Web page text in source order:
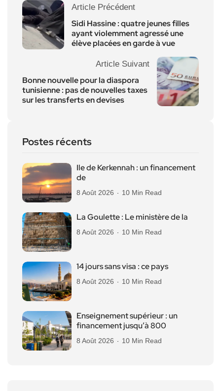
Article Précédent
Sidi Hassine : quatre jeunes filles
ayant violemment agressé une
élève placées en garde à vue
Article Suivant
Bonne nouvelle pour la diaspora
tunisienne : pas de nouvelles taxes
sur les transferts en devises
Postes récents
Ile de Kerkennah : un financement
de
8 Août 2026 10 Min Read
La Goulette : Le ministère de la
8 Août 2026 10 Min Read
14 jours sans visa : ce pays
8 Août 2026 10 Min Read
Enseignement supérieur : un
financement jusqu’à 800
8 Août 2026 10 Min Read